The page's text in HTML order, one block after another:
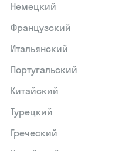
Немецкий
Французский
Итальянский
Португальский
Китайский
Турецкий
Греческий